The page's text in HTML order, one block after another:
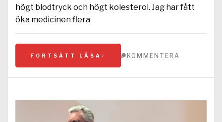
högt blodtryck och högt kolesterol. Jag har fått
öka medicinen flera
FORTSÄTT LÄSA KOMMENTERA